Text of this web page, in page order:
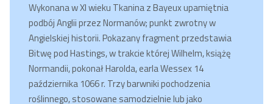
Wykonana w XI wieku Tkanina z Bayeux upamiętnia
podbój Anglii przez Normanów; punkt zwrotny w
Angielskiej historii. Pokazany fragment przedstawia
Bitwę pod Hastings, w trakcie której Wilhelm, książę
Normandii, pokonał Harolda, earla Wessex 14
października 1066 r. Trzy barwniki pochodzenia
roślinnego, stosowane samodzielnie lub jako